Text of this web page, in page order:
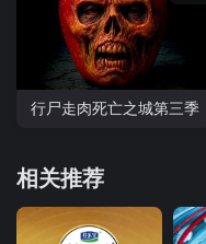
行尸走肉死亡之城第三季
相关推荐